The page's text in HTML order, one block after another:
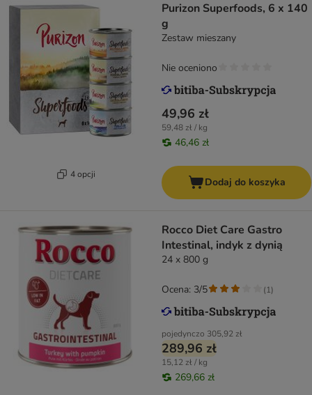
4 opcji
Purizon Superfoods, 6 x 140
g
Zestaw mieszany
49,96 zł
59,48 zł / kg
46,46 zł
Nie oceniono
Dodaj do koszyka
Rocco Diet Care Gastro
Intestinal, indyk z dynią
24 x 800 g
pojedynczo 305,92 zł
289,96 zł
15,12 zł / kg
269,66 zł
Ocena: 3/5 (1)